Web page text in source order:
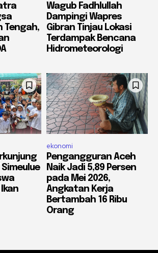
Tengah,
Wagub Fadhlullah
Dampingi Wapres
Gibran Tinjau Lokasi
Terdampak Bencana
Hidrometeorologi
Simeulue
ekonomi
Pengangguran Aceh
Naik Jadi 5,89 Persen
pada Mei 2026,
Angkatan Kerja
Bertambah 16 Ribu
Orang